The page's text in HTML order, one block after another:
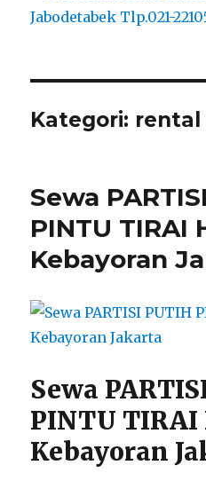
Kategori: rental
Sewa
PINTU TIRAI
Kebayoran
Sewa
PINTU
Kebayoran